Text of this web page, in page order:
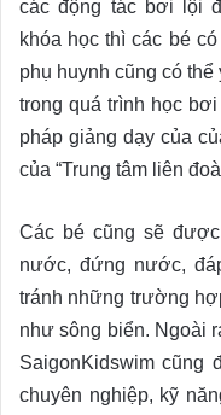
các động tác bơi lội
khóa học thì các bé
phụ huynh cũng có
trong quá trình học
pháp giảng dạy của
của “Trung tâm liên
Các bé cũng sẽ
nước, đứng nước,
tránh những trường
như sông biển. Ngoài
SaigonKidswim
chuyên nghiệp, kỹ